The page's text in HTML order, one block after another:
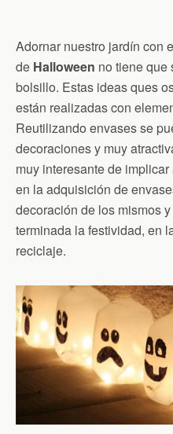
Adornar nuestro jardín con
de Halloween no tiene que
bolsillo. Estas ideas ques
están realizadas con
Reutilizando envases se
decoraciones y muy
muy interesante de
en la adquisición de
decoración de los mismos
terminada la festividad, en
reciclaje.